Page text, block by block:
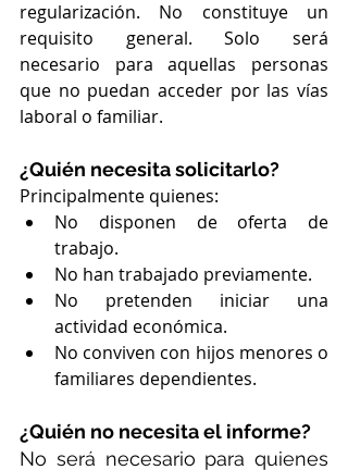
regularización. No constituye un
requisito general. Solo será
necesario para aquellas personas
que no puedan acceder por las vías
laboral o familiar.
¿Quién necesita solicitarlo?
Principalmente quienes:
No disponen de oferta de
trabajo.
No han trabajado previamente.
No pretenden iniciar una
actividad económica.
No conviven con hijos menores o
familiares dependientes.
¿Quién no necesita el informe?
No será necesario para quienes